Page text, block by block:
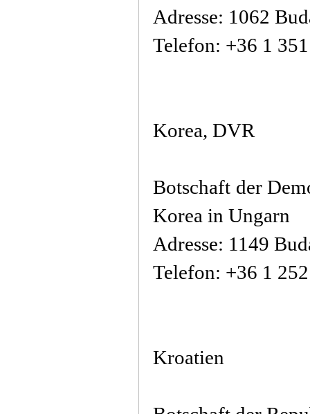
Adresse: 1062
Telefon: +36 1
Korea, DVR
Botschaft der
Korea in Ungarn
Adresse: 1149
Telefon: +36 1
Kroatien